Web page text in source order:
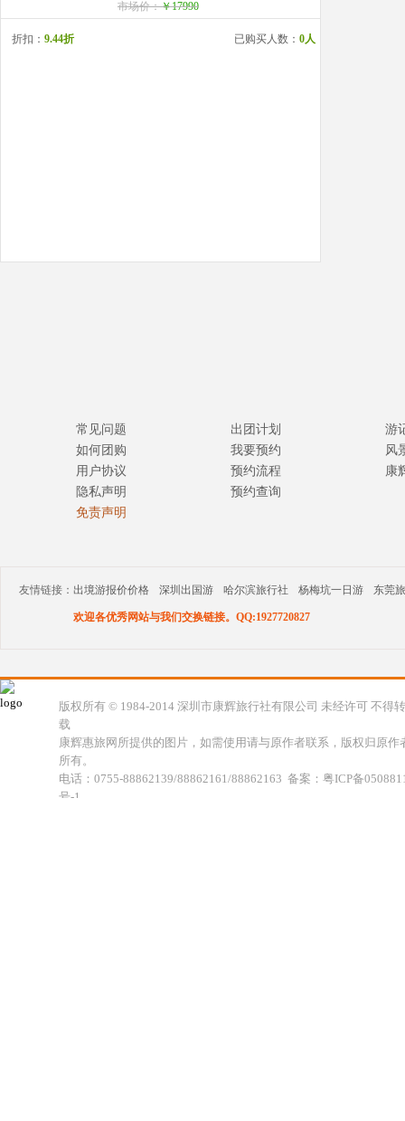
市场价：￥17990
折扣： 9.44折 已购买人数： 0人
常见问题
如何团购
用户协议
隐私声明
免责声明
出团计划
我要预约
预约流程
预约查询
游
风
康
友情链接： 出境游报价价格 深圳出国游 哈尔滨旅行社 杨梅坑一日游 东莞
欢迎各优秀网站与我们交换链接。QQ:1927720827
版权所有 © 1984-2014 深圳市康辉旅行社有限公司 未经许可 不得转
载
康辉惠旅网所提供的图片，如需使用请与原作者联系，版权归原作
所有。
电话：0755-88862139/88862161/88862163 备案：粤ICP备
号-1